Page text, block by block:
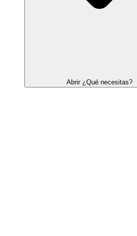
Abrir ¿Qué necesitas?